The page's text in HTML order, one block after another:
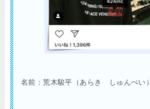
名前：荒木駿平（あらき しゅんぺい）